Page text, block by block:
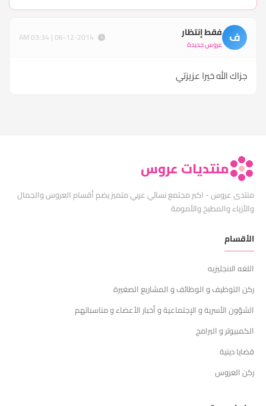
ف فقط إنتظار
عروس جديدة
جزاك الله خيرا عزيزتي
منتديات عروس
منتدى عروس - اكبر مجتمع نسائي عربي متميز يضم أقسام العروس والجمال
والأزياء والمطبخ والأمومة
الأقسام
اللغه الانجليزيه
ركن التوظيف و الوظائف و المشاريع الصغيرة
الشؤون الأسرية و الإجتماعية و أخبار الأعضاء و مناسباتهم
الكمبيوتر و البرامج
قضايا دينية
ركن العروس